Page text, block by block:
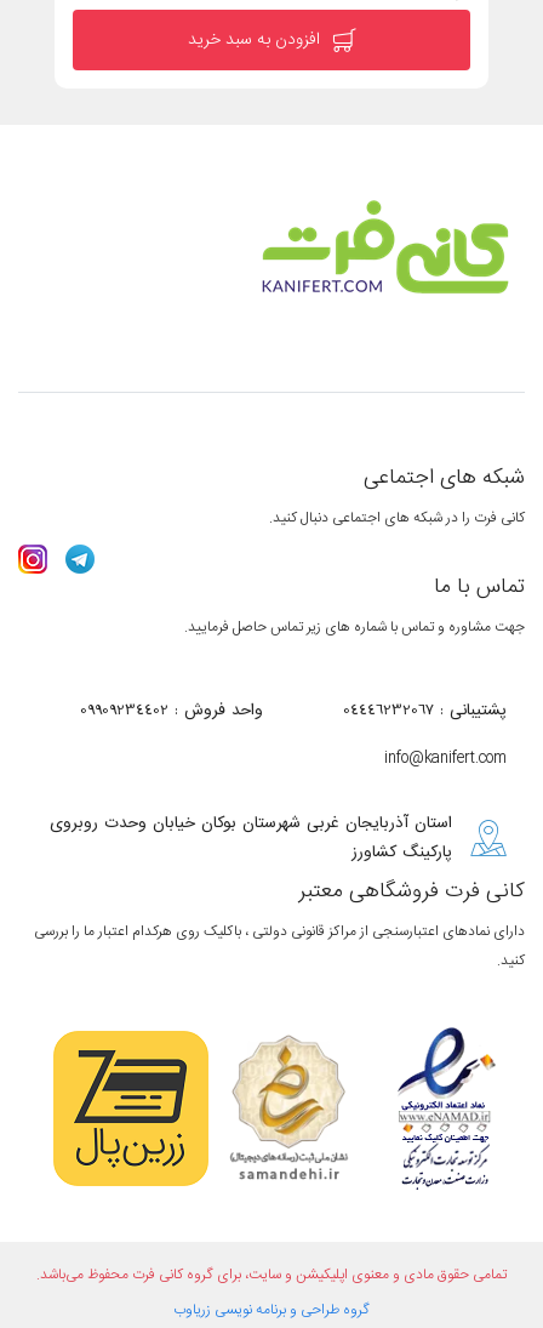
افزودن به سبد خرید
شبکه های اجتماعی
کانی فرت را در شبکه های اجتماعی دنبال کنید.
تماس با ما
جهت مشاوره و تماس با شماره های زیر تماس حاصل فرمایید.
پشتیبانی : 04446232067 واحد فروش : 09909234402
info@kanifert.com
استان آذربایجان غربی شهرستان بوکان خیابان وحدت روبروی
پارکینگ کشاورز
کانی فرت فروشگاهی معتبر
دارای نمادهای اعتبارسنجی از مراکز قانونی دولتی ، باکلیک روی هرکدام اعتبار ما را بررسی
کنید.
تمامی حقوق مادی و معنوی اپلیکیشن و سایت، برای گروه کانی فرت محفوظ می‌باشد.
گروه طراحی و برنامه نویسی زریاوب